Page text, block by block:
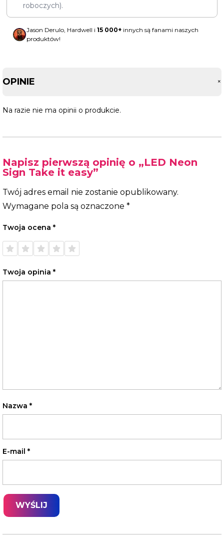
roboczych).
Jason Derulo, Hardwell i 15 000+ innych są fanami naszych
produktów!
OPINIE +
Na razie nie ma opinii o produkcie.
Napisz pierwszą opinię o „LED Neon
Sign Take it easy”
Twój adres email nie zostanie opublikowany.
Wymagane pola są oznaczone *
Twoja ocena *
1 z 5
gwiazdek
2 z 5
gwiazdek
3 z 5
gwiazdek
4 z 5
gwiazdek
5 z 5
gwiazdek
Twoja opinia *
Nazwa *
E-mail *